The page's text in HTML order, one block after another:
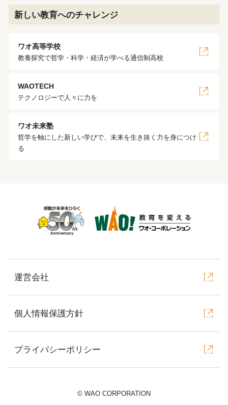
新しい教育へのチャレンジ
ワオ高等学校
教養探究で哲学・科学・経済が学べる通信制高校
WAOTECH
テクノロジーで人々に力を
ワオ未来塾
哲学を軸にした新しい学びで、未来を生き抜く力を身につけ
る
運営会社
個人情報保護方針
プライバシーポリシー
©︎ WAO CORPORATION